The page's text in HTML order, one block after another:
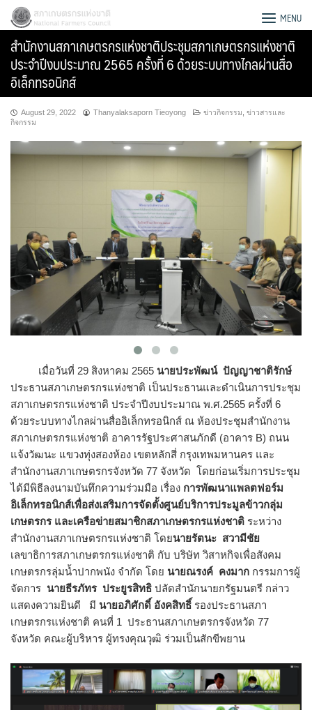
Skip
content
Search
for:
สภาเกษตรกรแห่งชาติ MENU
สำนักงานสภาเกษตรกรแห่งชาติประชุมสภาเกษตรกรแห่งชาติ
ประจำปีงบประมาณ 2565 ครั้งที่ 6 ด้วยระบบทางไกลผ่านสื่อ
อิเล็กทรอนิกส์
August 29, 2022 Thanyalaksaporn Tieoyong ข่าวกิจกรรม ข่าวสารและ
กิจกรรม
เมื่อวันที่ 29 สิงหาคม 2565 นายประพัฒน์ ปัญญาชาติรักษ์
ประธานสภาเกษตรกรแห่งชาติ เป็นประธานและดำเนินการประชุม
สภาเกษตรกรแห่งชาติ ประจำปีงบประมาณ พ.ศ.2565 ครั้งที่ 6
ด้วยระบบทางไกลผ่านสื่ออิเล็กทรอนิกส์ ณ ห้องประชุมสำนักงาน
สภาเกษตรกรแห่งชาติ อาคารรัฐประศาสนภักดี (อาคาร B) ถนน
แจ้งวัฒนะ แขวงทุ่งสองห้อง เขตหลักสี่ กรุงเทพมหานคร และ
สำนักงานสภาเกษตรกรจังหวัด 77 จังหวัด โดยก่อนเริ่มการประชุม
ได้มีพิธีลงนามบันทึกความร่วมมือ เรื่อง การพัฒนาแพลตฟอร์ม
อิเล็กทรอนิกส์เพื่อส่งเสริมการจัดตั้งศูนย์บริการประมูลข้าวกลุ่ม
เกษตรกร และเครือข่ายสมาชิกสภาเกษตรกรแห่งชาติ ระหว่าง
สำนักงานสภาเกษตรกรแห่งชาติ โดยนายรัตนะ สวามีชัย
เลขาธิการสภาเกษตรกรแห่งชาติ กับ บริษัท วิสาหกิจเพื่อสังคม
เกษตรกรลุ่มน้ำปากพนัง จำกัด โดย นายณรงค์ คงมาก กรรมการผู้
จัดการ นายธีรภัทร ประยูรสิทธิ ปลัดสำนักนายกรัฐมนตรี กล่าว
แสดงความยินดี มี นายอภิศักดิ์ อังคสิทธิ์ รองประธานสภา
เกษตรกรแห่งชาติ คนที่ 1 ประธานสภาเกษตรกรจังหวัด 77
จังหวัด คณะผู้บริหาร ผู้ทรงคุณวุฒิ ร่วมเป็นสักขีพยาน